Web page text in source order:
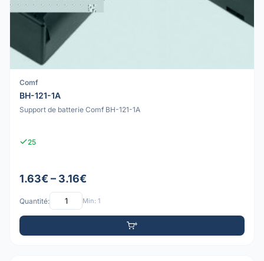
Comf
BH-121-1A
Support de batterie Comf BH-121-1A
25
1.63€ – 3.16€
Quantité: Min: 1